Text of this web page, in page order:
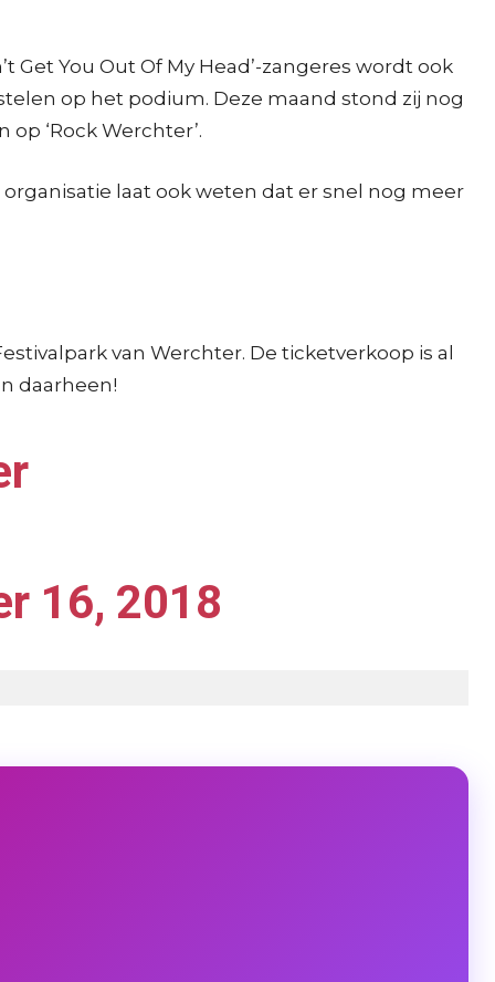
Get You Out Of My Head’-zangeres wordt ook
op het podium. Deze maand stond zij nog
‘Rock Werchter’.
organisatie laat ook weten dat er snel nog meer
van Werchter. De ticketverkoop is al
daarheen!
16, 2018